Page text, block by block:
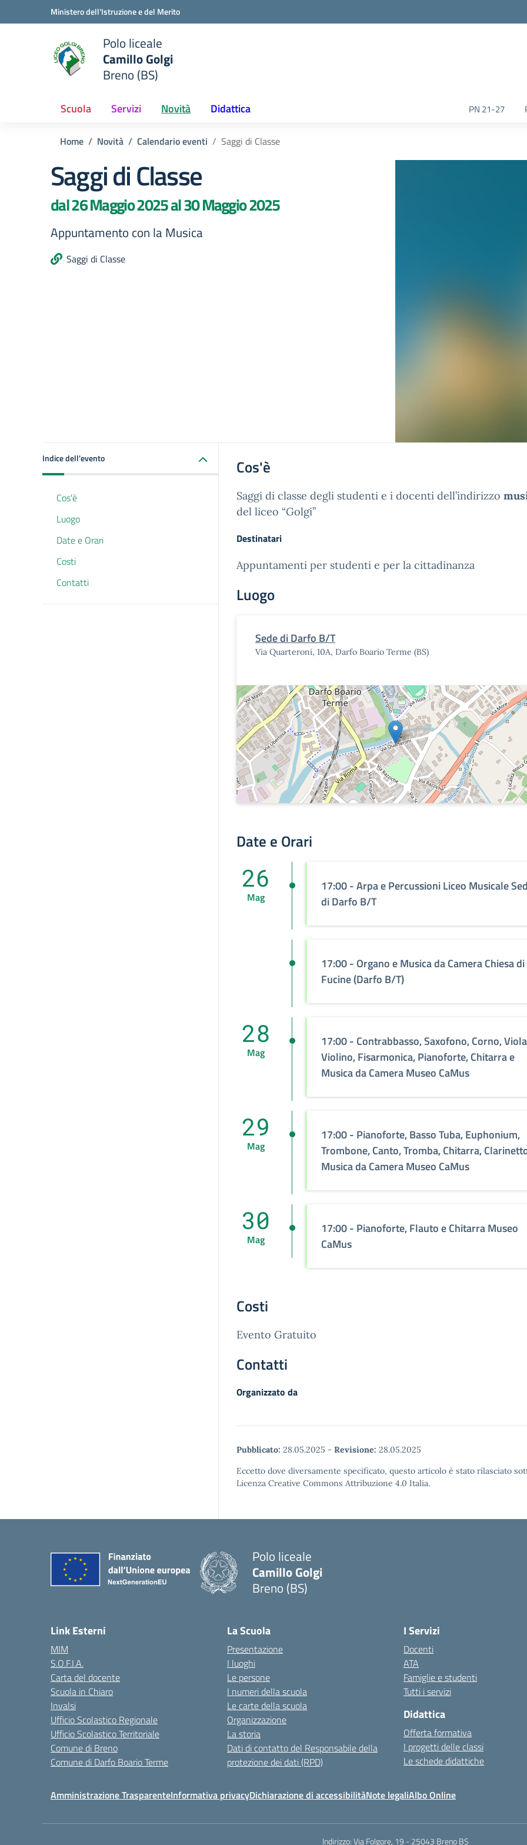
Vai ai contenuti
Vai al menu di navigazioneMinistero dell'Istruzione e del Merito
scuola
Polo liceale
Camillo Golgi
Breno (BS)
Scuola Servizi Novità Didattica PN 21-27
Home Novità Calendario eventi Saggi di Classe
Saggi di Classe
dal 26 Maggio 2025 al 30 Maggio 2025
Appuntamento con la Musica
Saggi di Classe
Indice dell'evento
Cos'è
Luogo
Date e Orari
Costi
Contatti
Cos'è
Saggi di classe degli studenti e i docenti dell’indirizzo
del liceo “Golgi”
Destinatari
Appuntamenti per studenti e per la cittadinanza
Luogo
Sede di Darfo B/T
Via Quarteroni, 10A, Darfo Boario Terme (BS)
Date e Orari
17:00 - Arpa e Percussioni Liceo Musicale
di Darfo B/T
26
Mag
17:00 - Organo e Musica da Camera Chiesa di
Fucine (Darfo B/T)
17:00 - Contrabbasso, Saxofono, Corno,
Violino, Fisarmonica, Pianoforte, Chitarra e
Musica da Camera Museo CaMus
28
Mag
17:00 - Pianoforte, Basso Tuba, Euphonium,
Trombone, Canto, Tromba, Chitarra,
Musica da Camera Museo CaMus
29
Mag
17:00 - Pianoforte, Flauto e Chitarra Museo
CaMus
30
Mag
Costi
Evento Gratuito
Contatti
Organizzato da
Pubblicato: 28.05.2025 - Revisione: 28.05.2025
Eccetto dove diversamente specificato, questo articolo è stato rilasciato
Licenza Creative Commons Attribuzione 4.0 Italia.
Polo liceale
Camillo Golgi
Breno (BS)
Link Esterni
MIM
S.O.F.I.A.
Carta del docente
Scuola in Chiaro
Invalsi
Ufficio Scolastico Regionale
Ufficio Scolastico Territoriale
Comune di Breno
Comune di Darfo Boario Terme
La Scuola
Presentazione
I luoghi
Le persone
I numeri della scuola
Le carte della scuola
Organizzazione
La storia
Dati di contatto del Responsabile della
protezione dei dati (RPD)
I Servizi
Docenti
ATA
Famiglie e studenti
Tutti i servizi
Didattica
Offerta formativa
I progetti delle classi
Le schede didattiche
Amministrazione TrasparenteInformativa privacyDichiarazione di accessibilitàNote legaliAlbo Online
Indirizzo:Via Folgore, 19 - 25043 Breno BS